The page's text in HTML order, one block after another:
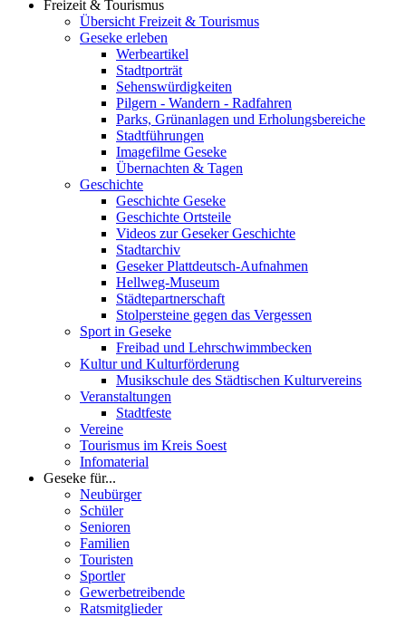
Freizeit & Tourismus
Übersicht Freizeit & Tourismus
Geseke erleben
Werbeartikel
Stadtporträt
Sehenswürdigkeiten
Pilgern - Wandern - Radfahren
Parks, Grünanlagen und Erholungsbereiche
Stadtführungen
Imagefilme Geseke
Übernachten & Tagen
Geschichte
Geschichte Geseke
Geschichte Ortsteile
Videos zur Geseker Geschichte
Stadtarchiv
Geseker Plattdeutsch-Aufnahmen
Hellweg-Museum
Städtepartnerschaft
Stolpersteine gegen das Vergessen
Sport in Geseke
Freibad und Lehrschwimmbecken
Kultur und Kulturförderung
Musikschule des Städtischen Kulturvereins
Veranstaltungen
Stadtfeste
Vereine
Tourismus im Kreis Soest
Infomaterial
Geseke für...
Neubürger
Schüler
Senioren
Familien
Touristen
Sportler
Gewerbetreibende
Ratsmitglieder